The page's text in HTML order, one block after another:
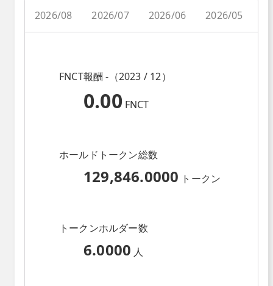
2026/08 2026/07 2026/06 2026/05
FNCT報酬 -（2023 / 12）
0.00 FNCT
ホールドトークン総数
129,846.0000 トークン
トークンホルダー数
6.0000 人